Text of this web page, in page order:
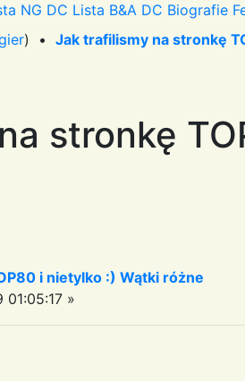
NG DC Lista B&A DC Biografie
) • Jak trafilismy na stronkę
stronkę
i nietylko :) Wątki różne
»